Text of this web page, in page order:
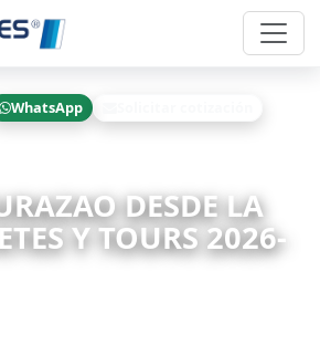
WhatsApp
DESDE LA
Y TOURS 2026-